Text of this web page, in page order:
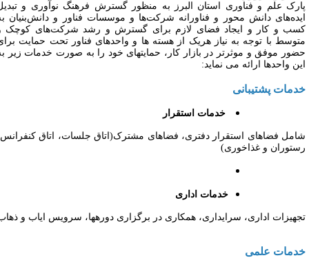
علم و فناوری استان البرز به ‌­منظور گسترش فرهنگ نوآوری و تبدیل
دانش ‌محور و فناورانه شرکت‌­ها و موسسات فناور و دانش‌­بنیان به
و کار و ایجاد فضای لازم برای گسترش و رشد شرکت‌های کوچک و
با توجه بهنیاز هریک از هسته­ ها و واحدهای فناور تحت حمایت برای
موفق و موثرتر در بازار کار، حمایتهای خود را به صورت خدمات زیر به
واحدها ارائه می نماید:
پشتیبانی
خدمات استقرار
فضاهای استقرار دفتری، فضاهای مشترک(اتاق جلسات، اتاق کنفرانس،
و غذاخوری)
خدمات اداری
اداری، سرایداری، همکاری در برگزاری دوره­ها، سرویس ایاب و ذهاب
علمی